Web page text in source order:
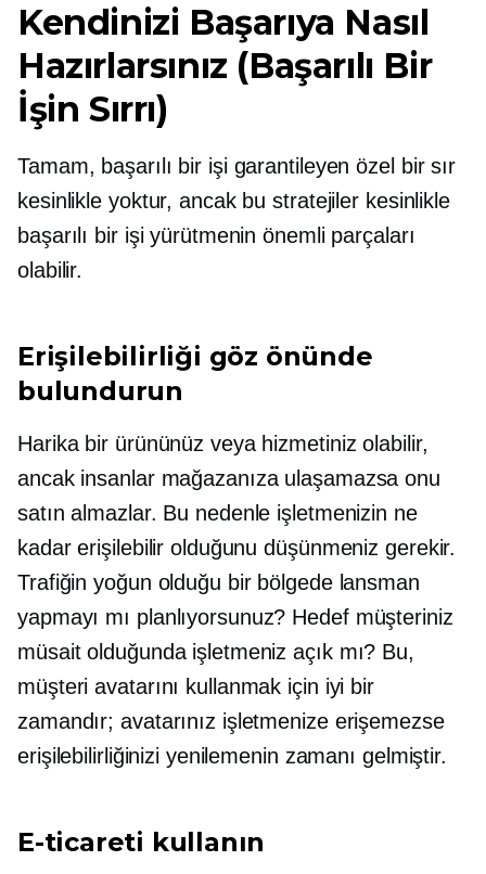
Kendinizi Başarıya Nasıl
Hazırlarsınız (Başarılı Bir
İşin Sırrı)
Tamam, başarılı bir işi garantileyen özel bir sır
kesinlikle yoktur, ancak bu stratejiler kesinlikle
başarılı bir işi yürütmenin önemli parçaları
olabilir.
Erişilebilirliği göz önünde
bulundurun
Harika bir ürününüz veya hizmetiniz olabilir,
ancak insanlar mağazanıza ulaşamazsa onu
satın almazlar. Bu nedenle işletmenizin ne
kadar erişilebilir olduğunu düşünmeniz gerekir.
Trafiğin yoğun olduğu bir bölgede lansman
yapmayı mı planlıyorsunuz? Hedef müşteriniz
müsait olduğunda işletmeniz açık mı? Bu,
müşteri avatarını kullanmak için iyi bir
zamandır; avatarınız işletmenize erişemezse
erişilebilirliğinizi yenilemenin zamanı gelmiştir.
E-ticareti kullanın